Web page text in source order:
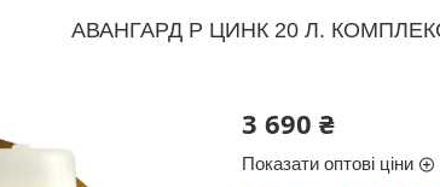
АВАНГАРД Р ЦИНК 20 Л.
3 690 ₴
Показати оптові ціни